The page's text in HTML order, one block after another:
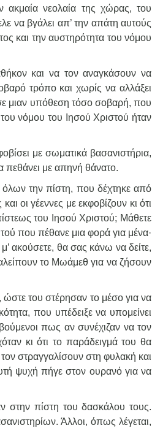
ακμαία νεολαία της χώρας, του
να βγάλει απ’ την απάτη αυτούς
και την αυστηρότητα του νόμου
και να τον αναγκάσουν να
τρόπο και χωρίς να αλλάξει
μιαν υπόθεση τόσο σοβαρή, που
του νόμου του Ιησού Χριστού ήταν
με σωματικά βασανιστήρια,
πεθάνει με απηνή θάνατο.
όλων την πίστη, που δέχτηκε από
οι γέεννες με εκφοβίζουν κι ότι
του Ιησού Χριστού; Μάθετε
που πέθανε μια φορά για μένα·
ακούσετε, θα σας κάνω να δείτε,
το Μωάμεθ για να ζήσουν
του στέρησαν το μέσο για να
που υπέδειξε να υπομείνει
πως αν συνέχιζαν να τον
κι ότι το παράδειγμά του θα
στραγγαλίσουν στη φυλακή και
ψυχή πήγε στον ουρανό για να
στην πίστη του δασκάλου τους.
Άλλοι, όπως λέγεται,